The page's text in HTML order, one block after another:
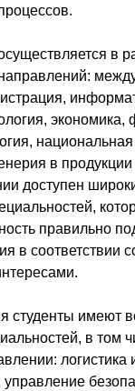
в
экономика,
национальная
в продукции
доступен
правильно
в соответствии
студенты имеют
в том
логистика
управление